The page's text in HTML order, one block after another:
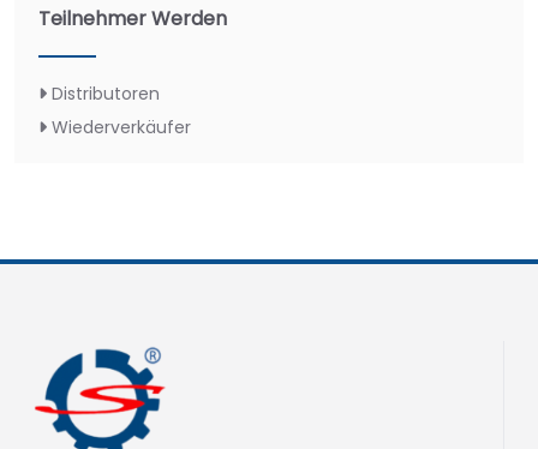
Teilnehmer Werden
Distributoren
Wiederverkäufer